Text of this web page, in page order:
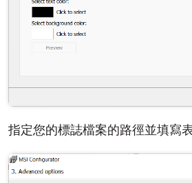
指定您的標誌檔案的路徑並填寫